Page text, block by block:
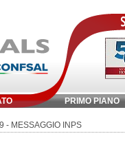
PRIMO PIANO
Inserisci parola chiave:
- MESSAGGIO INPS